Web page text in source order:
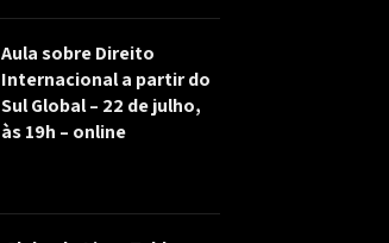
Aula sobre Direito
Internacional a partir do
Sul Global – 22 de julho,
às 19h – online